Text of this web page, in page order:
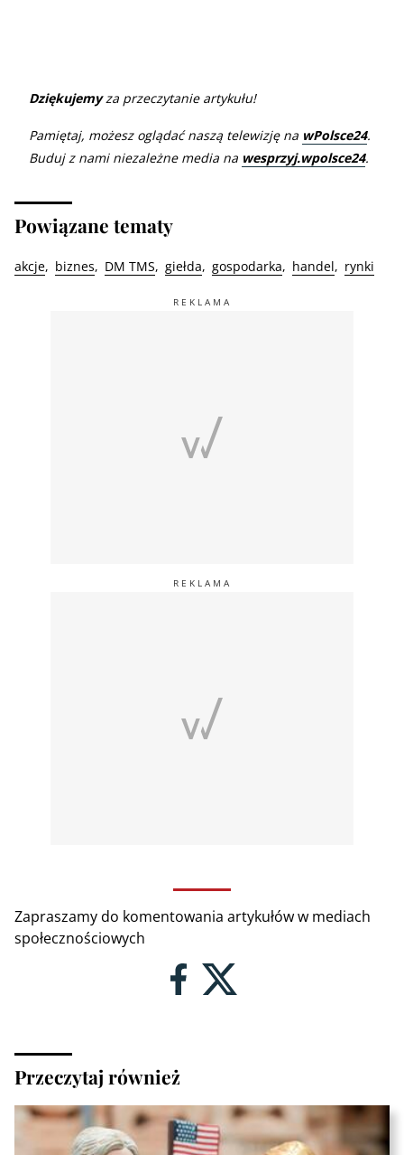
Dziękujemyza przeczytanie artykułu!
Pamiętaj, możesz oglądać naszą telewizję na wPolsce24.
Buduj z nami niezależne media na wesprzyj.wpolsce24.
Powiązane tematy
akcje biznes DM TMS giełda gospodarka handel rynki
Zapraszamy do komentowania artykułów w mediach
społecznościowych
Przeczytaj również